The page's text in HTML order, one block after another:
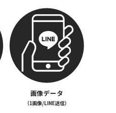
画像データ
（1画像/LINE送信）